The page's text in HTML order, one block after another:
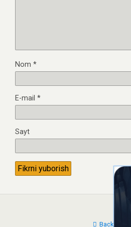
Nom *
E-mail *
Sayt
Back to top